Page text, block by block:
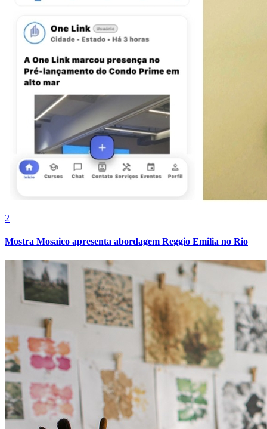
Grêmio
2
Mostra Mosaico apresenta abordagem Reggio Emilia no Rio